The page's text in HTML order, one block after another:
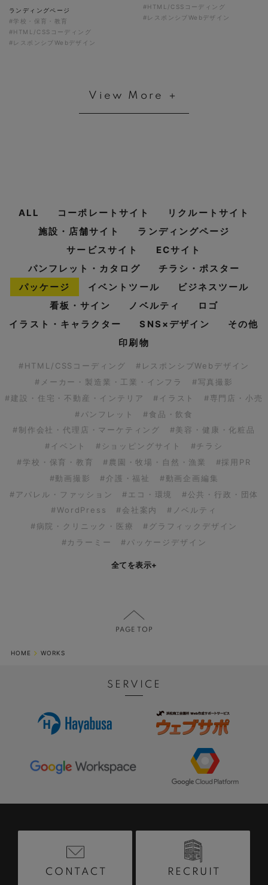
#HTML/CSSコーディング
#レスポンシブWebデザイン
ランディングページ
#学校・保育・教育
#HTML/CSSコーディング
#レスポンシブWebデザイン
View More ＋
ALL コーポレートサイト
リクルートサイト
施設・店舗サイト
ランディングページ
サービスサイト
ECサイト
パンフレット・カタログ
チラシ・ポスター
パッケージ
イベントツール
ビジネスツール
看板・サイン
ノベルティ
ロゴ
イラスト・キャラクター
SNS×デザイン
その他
印刷物
#HTML/CSSコーディング
#レスポンシブWebデザイン
#メーカー・製造業・工業・インフラ
#写真撮影
#建設・住宅・不動産・インテリア
#イラスト
#専門店・小売
#パンフレット
#食品・飲食
#制作会社・代理店・マーケティング
#美容・健康・化粧品
#イベント
#ショッピングサイト
#チラシ
#学校・保育・教育
#農園・牧場・自然・漁業
#採用PR
#動画撮影
#介護・福祉
#動画企画編集
#アパレル・ファッション
#エコ・環境
#公共・行政・団体
#WordPress
#会社案内
#ノベルティ
#病院・クリニック・医療
#グラフィックデザイン
#カラーミー
#パッケージデザイン
全てを表示+
HOME WORKS
SERVICE
CONTACT RECRUIT